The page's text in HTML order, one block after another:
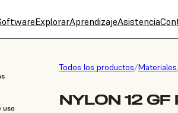
ExplorarAprendizajeAsistencia
Todos los productos/Materiales
NYLON 12 GF
uso